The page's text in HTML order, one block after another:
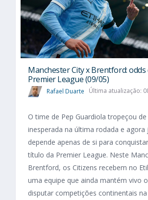
Manchester City x Brentford: odds
Premier League (09/05)
Rafael Duarte Última atualização:
O time de Pep Guardiola tropeçou
inesperada na última rodada e agora
depende apenas de si para
título da Premier League. Neste
Brentford, os Citizens recebem no
uma equipe que ainda mantém vivo
disputar competições continentais